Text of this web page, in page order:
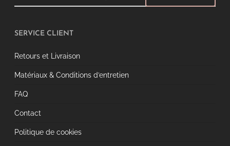
SERVICE CLIENT
Retours et Livraison
Matériaux & Conditions d’entretien
FAQ
Contact
Politique de cookies